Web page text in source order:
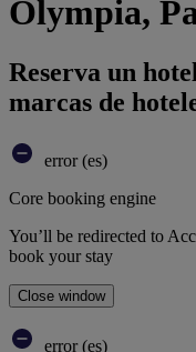
Olympia,
Reserva un
marcas de
error (es)
Core booking engine
You’ll be redirected to
book your stay
Close window
error (es)